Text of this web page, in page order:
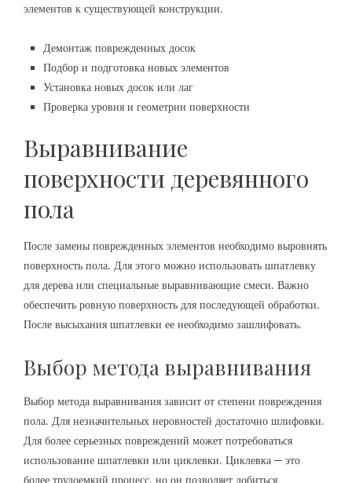
элементов к существующей конструкции.
Демонтаж поврежденных досок
Подбор и подготовка новых элементов
Установка новых досок или лаг
Проверка уровня и геометрии поверхности
Выравнивание
поверхности деревянного
пола
После замены поврежденных элементов необходимо выровнять
поверхность пола. Для этого можно использовать шпатлевку
для дерева или специальные выравнивающие смеси. Важно
обеспечить ровную поверхность для последующей обработки.
После высыхания шпатлевки ее необходимо зашлифовать.
Выбор метода выравнивания
Выбор метода выравнивания зависит от степени повреждения
пола. Для незначительных неровностей достаточно шлифовки.
Для более серьезных повреждений может потребоваться
использование шпатлевки или циклевки. Циклевка ─ это
более трудоемкий процесс‚ но он позволяет добиться